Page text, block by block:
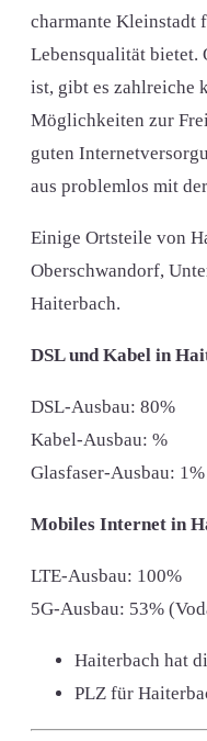
charmante Kleinstadt
Lebensqualität bietet.
ist, gibt es zahlreiche
Möglichkeiten zur
guten
aus problemlos mit
Einige Ortsteile von
Oberschwandorf,
Haiterbach.
DSL und Kabel in
DSL-Ausbau: 80%
Kabel-Ausbau: %
Glasfaser-Ausbau: 1%
Mobiles Internet in
LTE-Ausbau: 100%
5G-Ausbau: 53%
Haiterbach hat
PLZ für